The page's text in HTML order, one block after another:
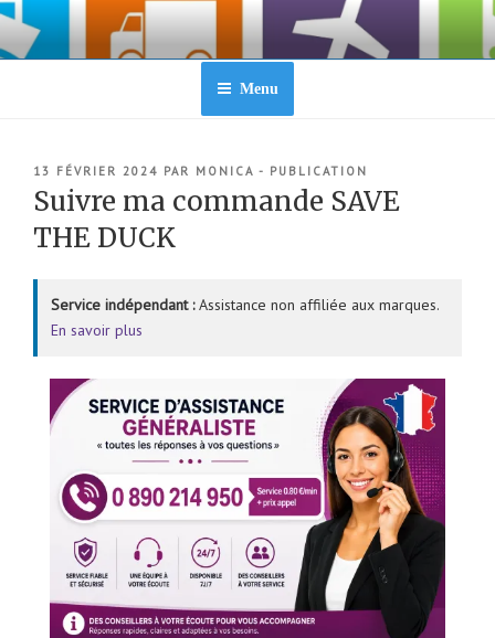
Aller
contenu
Menu
PUBLIÉ
LE
13 FÉVRIER 2024 PAR MONICA - PUBLICATION
Suivre ma commande SAVE
THE DUCK
Service indépendant :Assistance non affiliée aux marques.
En savoir plus